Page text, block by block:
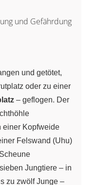
und Gefährdung
und getötet,
oder zu einer
– geflogen. Der
einer Kopfweide
Felswand (Uhu)
Jungtiere – in
zu zwölf Junge –